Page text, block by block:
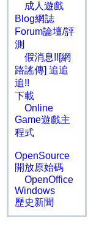
成人遊戲
Blog網誌
Forum論壇/評
測
假消息!![網
路謠傳] 追追
追!!
下載
Online
Game遊戲主
程式
OpenSource
開放原始碼
OpenOffice
Windows
歷史新聞